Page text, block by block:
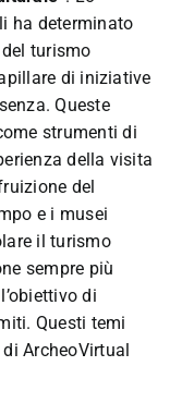
ha determinato
turismo
di iniziative
Queste
strumenti di
della visita
del
e i musei
il turismo
sempre più
di
Questi temi
ArcheoVirtual